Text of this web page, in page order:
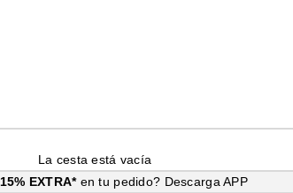
La cesta está vacía
15% EXTRA* en tu pedido? Descarga APP